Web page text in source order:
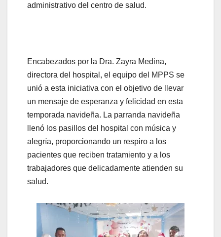
administrativo del centro de salud.
Encabezados por la Dra. Zayra Medina,
directora del hospital, el equipo del MPPS se
unió a esta iniciativa con el objetivo de llevar
un mensaje de esperanza y felicidad en esta
temporada navideña. La parranda navideña
llenó los pasillos del hospital con música y
alegría, proporcionando un respiro a los
pacientes que reciben tratamiento y a los
trabajadores que delicadamente atienden su
salud.